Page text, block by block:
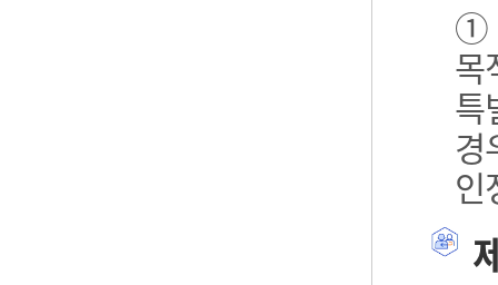
①
목
특
경
인